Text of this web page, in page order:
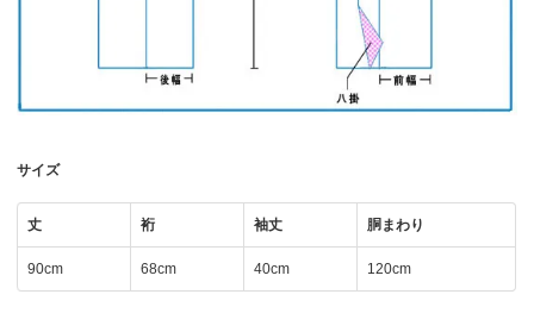
サイズ
丈 裄 袖丈 胴まわり
90cm 68cm 40cm 120cm